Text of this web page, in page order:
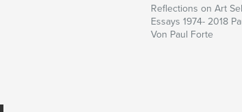
Reflections on Art
Essays 1974- 2018
Von Paul Forte